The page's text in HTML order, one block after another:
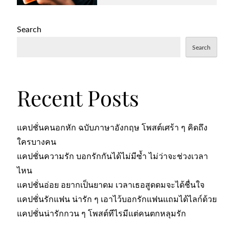
Search
Search
Recent Posts
แคปชั่นคนอกหัก ฉบับภาษาอังกฤษ โพสต์เศร้า ๆ คิดถึง
ใครบางคน
แคปชั่นความรัก บอกรักกันได้ไม่มีซ้ำ ไม่ว่าจะช่วงเวลา
ไหน
แคปชั่นอ่อย อยากเป็นยาดม เวลาเธอสูดดมจะได้ชื่นใจ
แคปชั่นรักแฟน น่ารัก ๆ เอาไว้บอกรักแฟนแถมได้ไลก์ด้วย
แคปชั่นน่ารักกวน ๆ โพสต์ทีไรมีแต่คนตกหลุมรัก